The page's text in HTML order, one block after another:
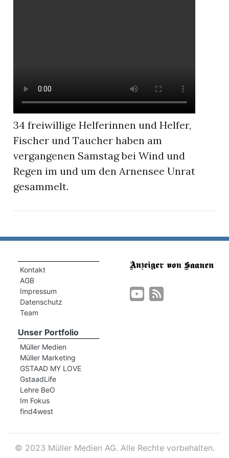
34 freiwillige Helferinnen und Helfer,
Fischer und Taucher haben am
vergangenen Samstag bei Wind und
Regen im und um den Arnensee Unrat
gesammelt.
Kontakt
AGB
Impressum
Datenschutz
Team
Unser Portfolio
Müller Medien
Müller Marketing
GSTAAD MY LOVE
GstaadLife
Lehre BeO
Im Fokus
find4west
© 2023 Müller Medien AG. Alle Rechte vorbehalten.